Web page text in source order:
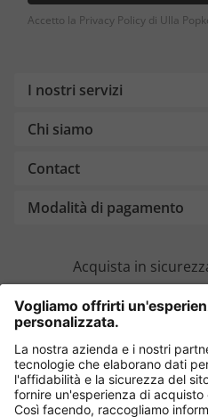
Accetto la Privacy Policy di Ulla
I nostri servizi
Chi siamo
Contact
Modalità di pagamento
Acquista in
Cambia Paese
Italia